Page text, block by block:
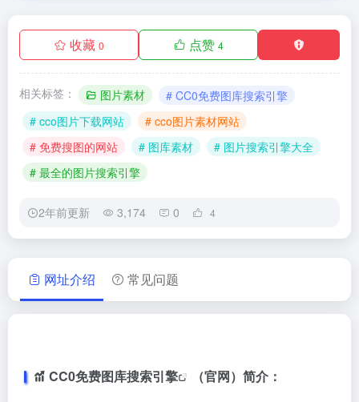
收藏 0 点赞 4
相关标签： 图片素材
# CC0免费图库搜索引擎
# cco图片下载网站
# cco图片素材网站
# 免费搜图的网站
# 图库素材
# 图片搜索引擎大全
# 最全的图片搜索引擎
2年前更新 3,174 0 4
网址介绍 常见问题
CC0免费图库搜索引擎 （官网）简介：